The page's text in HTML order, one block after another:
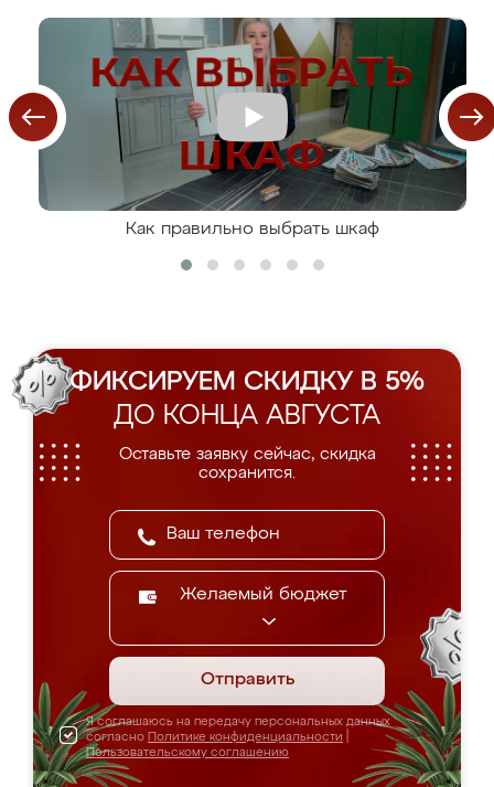
Как правильно выбрать шкаф
ФИКСИРУЕМ СКИДКУ В 5%
ДО КОНЦА АВГУСТА
Оставьте заявку сейчас, скидка
сохранится.
Желаемый бюджет
Отправить
Я соглашаюсь на передачу персональных данных
согласно Политике конфиденциальности
Пользовательскому соглашению